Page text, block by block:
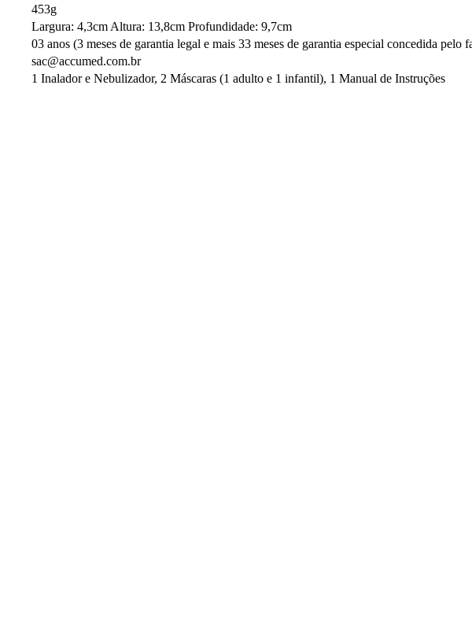
453g
Largura: 4,3cm Altura: 13,8cm Profundidade: 9,7cm
03 anos (3 meses de garantia legal e mais 33 meses de garantia especial concedida pelo
sac@accumed.com.br
1 Inalador e Nebulizador, 2 Máscaras (1 adulto e 1 infantil), 1 Manual de Instruções